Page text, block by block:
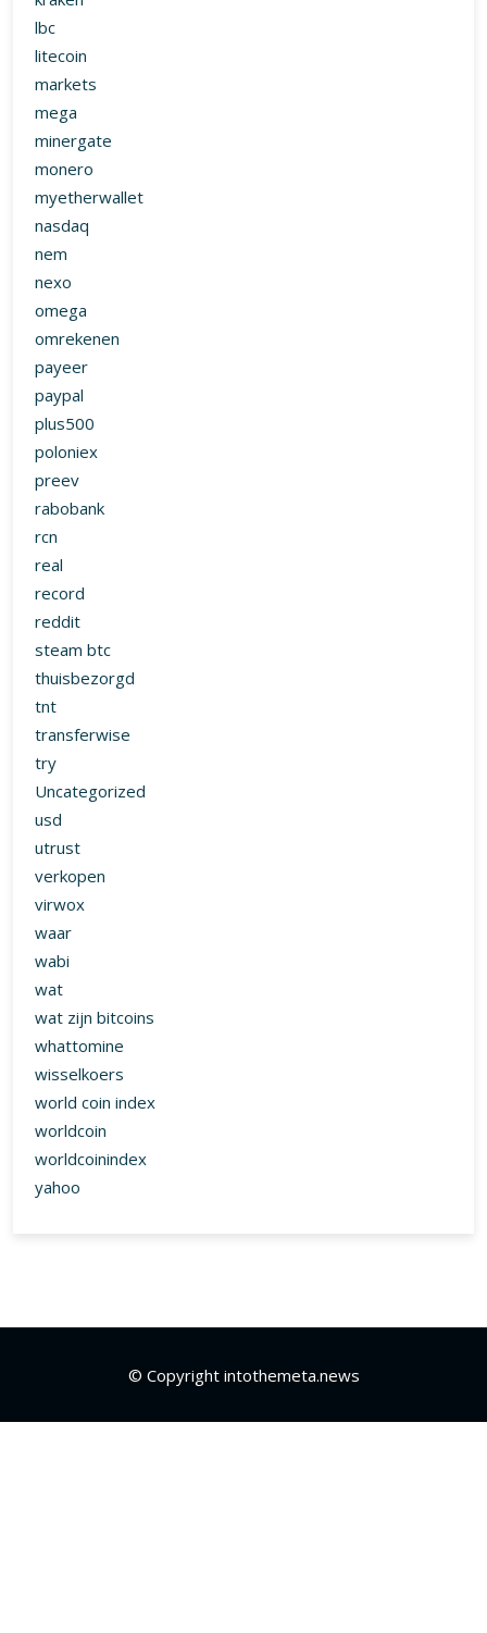
nasdaq
nem
nexo
omega
omrekenen
payeer
paypal
plus500
poloniex
preev
rabobank
rcn
real
record
reddit
steam btc
thuisbezorgd
tnt
transferwise
try
Uncategorized
usd
utrust
verkopen
virwox
waar
wabi
wat
wat zijn bitcoins
whattomine
wisselkoers
world coin index
worldcoin
worldcoinindex
yahoo
© Copyright intothemeta.news